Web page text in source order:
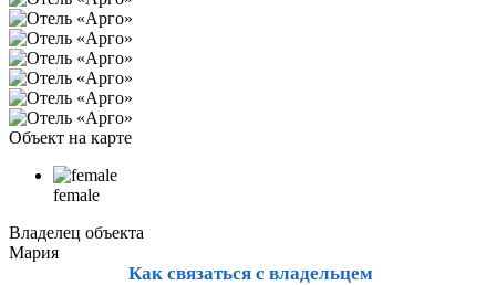
Объект на карте
female
Владелец объекта
Мария
Как связаться с владельцем